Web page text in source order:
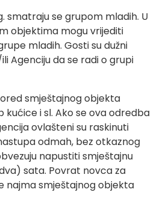
smatraju se grupom mladih. U
objektima mogu vrijediti
mladih. Gosti su dužni
Agenciju da se radi o grupi
smještajnog objekta
i sl. Ako se ova odredba
ovlašteni su raskinuti
odmah, bez otkaznog
napustiti smještajnu
sata. Povrat novca za
najma smještajnog objekta